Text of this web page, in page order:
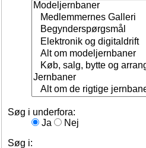
Søg i underfora:
Ja
Nej
Søg i: